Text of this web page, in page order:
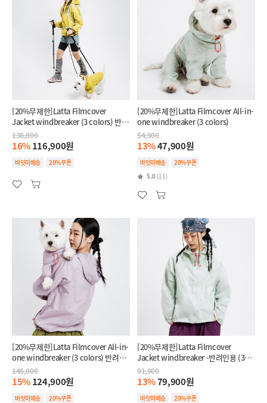
[20%무제한]Latta Filmcover
Jacket windbreaker (3 colors) 반려
견+반려인 SET
138,800
16%116,900원
바잇미배송 20%쿠폰
[20%무제한]Latta Filmcover All-in-
one windbreaker (3 colors)
54,900
13%47,900원
바잇미배송
20%쿠폰
5.0 (11)
[20%무제한]Latta Filmcover All-in-
one windbreaker (3 colors) 반려견
+반려인 SET
146,800
15%124,900원
바잇미배송
20%쿠폰
[20%무제한]Latta Filmcover
Jacket windbreaker -반려인용 (3
colors)
91,900
13%79,900원
바잇미배송
20%쿠폰